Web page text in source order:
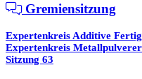
Gremiensitzung
Expertenkreis Additive
Expertenkreis
Sitzung 63